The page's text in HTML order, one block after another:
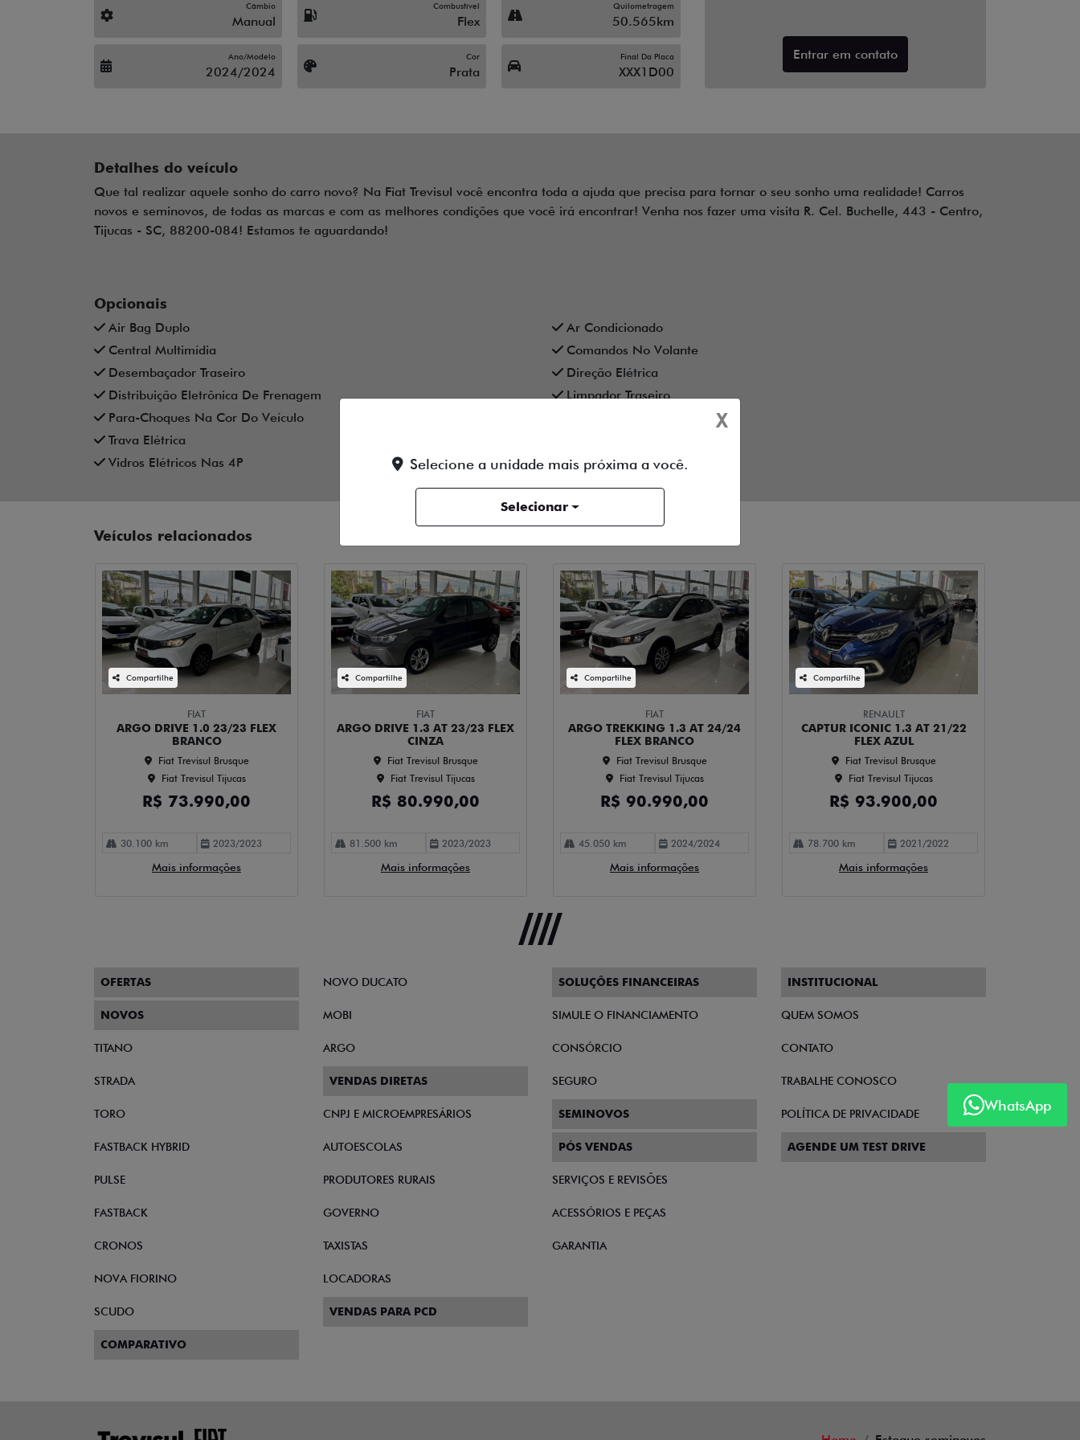
Câmbio
Manual
Combustível
Flex
Quilometragem
50.565km
Ano/Modelo
2024/2024
Cor
Prata
Final Da Placa
XXX1D00
Entrar em contato
Detalhes do veículo
Que tal realizar aquele sonho do carro novo? Na Fiat Trevisul você encontra toda a ajuda que precisa para tornar o seu sonho uma realidade! Carros
novos e seminovos, de todas as marcas e com as melhores condições que você irá encontrar! Venha nos fazer uma visita R. Cel. Buchelle, 443 - Centro,
Tijucas - SC, 88200-084! Estamos te aguardando!
Opcionais
Air Bag Duplo
Ar Condicionado
Central Multimídia
Comandos No Volante
Desembaçador Traseiro
Direção Elétrica
Distribuição Eletrônica De Frenagem
Limpador Traseiro
Para-Choques Na Cor Do Veículo
Sensor De Estacionamento
Trava Elétrica
Vidros Elétricos Nas 4P
Veículos relacionados
Compartilhe
FIAT
ARGO DRIVE 1.0 23/23 FLEX
BRANCO
Fiat Trevisul Brusque
Fiat Trevisul Tijucas
R$ 73.990,00
30.100 km 2023/2023
Mais informações
Compartilhe
FIAT
ARGO DRIVE 1.3 AT 23/23 FLEX
CINZA
Fiat Trevisul Brusque
Fiat Trevisul Tijucas
R$ 80.990,00
81.500 km 2023/2023
Mais informações
Compartilhe
FIAT
ARGO TREKKING 1.3 AT 24/24
FLEX BRANCO
Fiat Trevisul Brusque
Fiat Trevisul Tijucas
R$ 90.990,00
45.050 km 2024/2024
Mais informações
Compartilhe
RENAULT
CAPTUR ICONIC 1.3 AT 21/22
FLEX AZUL
Fiat Trevisul Brusque
Fiat Trevisul Tijucas
R$ 93.900,00
78.700 km 2021/2022
Mais informações
WhatsApp
OFERTAS
NOVOS
TITANO
STRADA
TORO
FASTBACK HYBRID
PULSE
FASTBACK
CRONOS
NOVA FIORINO
SCUDO
NOVO DUCATO
MOBI
ARGO
VENDAS DIRETAS
CNPJ E MICROEMPRESÁRIOS
AUTOESCOLAS
PRODUTORES RURAIS
GOVERNO
TAXISTAS
LOCADORAS
VENDAS PARA PCD
SOLUÇÕES FINANCEIRAS
SIMULE O FINANCIAMENTO
CONSÓRCIO
SEGURO
SEMINOVOS
PÓS VENDAS
SERVIÇOS E REVISÕES
ACESSÓRIOS E PEÇAS
GARANTIA
INSTITUCIONAL
QUEM SOMOS
CONTATO
TRABALHE CONOSCO
POLÍTICA DE PRIVACIDADE
AGENDE UM TEST DRIVE
COMPARATIVO
X
Selecione a unidade mais próxima a você.
Selecionar